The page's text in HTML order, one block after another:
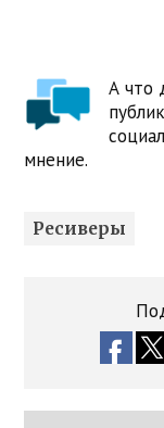
А что
мнение.
Ресиверы